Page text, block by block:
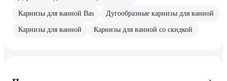
Карнизы для ванной Bas Дугообразные карнизы для ванной
Карнизы для ванной Карнизы для ванной со скидкой